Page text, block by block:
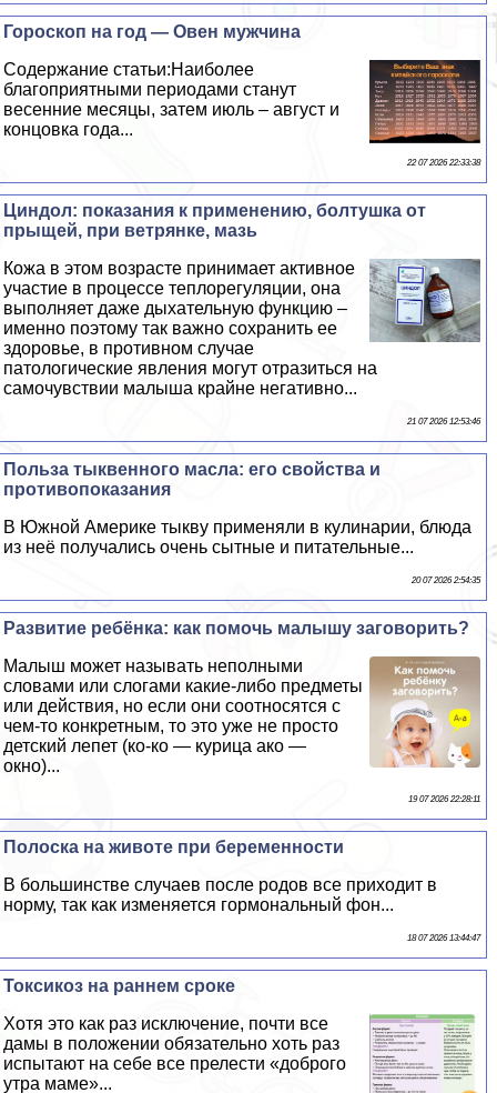
Гороскоп на год — Овен мужчина
Содержание статьи:Наиболее
благоприятными периодами станут
весенние месяцы, затем июль – август и
концовка года...
22 07 2026 22:33:38
Циндол: показания к применению, болтушка от
прыщей, при ветрянке, мазь
Кожа в этом возрасте принимает активное
участие в процессе теплорегуляции, она
выполняет даже дыхательную функцию –
именно поэтому так важно сохранить ее
здоровье, в противном случае
патологические явления могут отразиться на
самочувствии малыша крайне негативно...
21 07 2026 12:53:46
Польза тыквенного масла: его свойства и
противопоказания
В Южной Америке тыкву применяли в кулинарии, блюда
из неё получались очень сытные и питательные...
20 07 2026 2:54:35
Развитие ребёнка: как помочь малышу заговорить?
Малыш может называть неполными
словами или слогами какие-либо предметы
или действия, но если они соотносятся с
чем-то конкретным, то это уже не просто
детский лепет (ко-ко — курица ако —
окно)...
19 07 2026 22:28:11
Полоска на животе при беременности
В большинстве случаев после родов все приходит в
норму, так как изменяется гормональный фон...
18 07 2026 13:44:47
Токсикоз на раннем сроке
Хотя это как раз исключение, почти все
дамы в положении обязательно хоть раз
испытают на себе все прелести «доброго
утра маме»...